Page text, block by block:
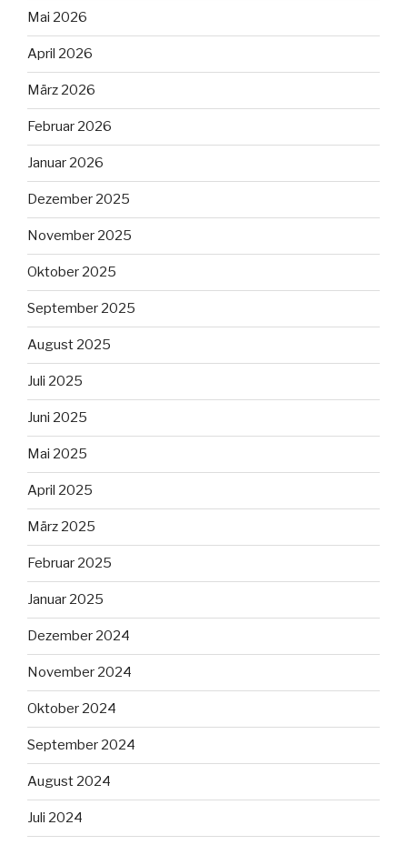
Mai 2026
April 2026
März 2026
Februar 2026
Januar 2026
Dezember 2025
November 2025
Oktober 2025
September 2025
August 2025
Juli 2025
Juni 2025
Mai 2025
April 2025
März 2025
Februar 2025
Januar 2025
Dezember 2024
November 2024
Oktober 2024
September 2024
August 2024
Juli 2024